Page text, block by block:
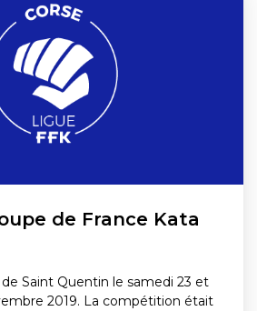
de France Kata
Saint Quentin le samedi 23 et
2019. La compétition était